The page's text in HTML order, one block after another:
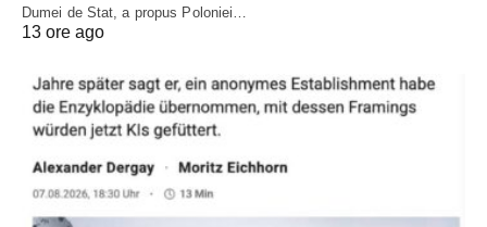
Dumei de Stat, a propus Poloniei…
13 ore ago